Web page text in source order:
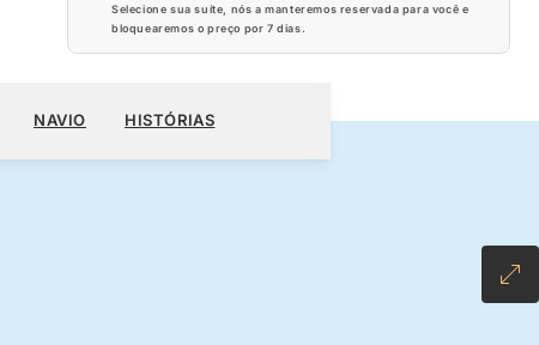
Selecione sua suíte, nós a manteremos reservada para você e
bloquearemos o preço por 7 dias.
RESERVE O SEU CRUZEIRO
NAVIO HISTÓRIAS